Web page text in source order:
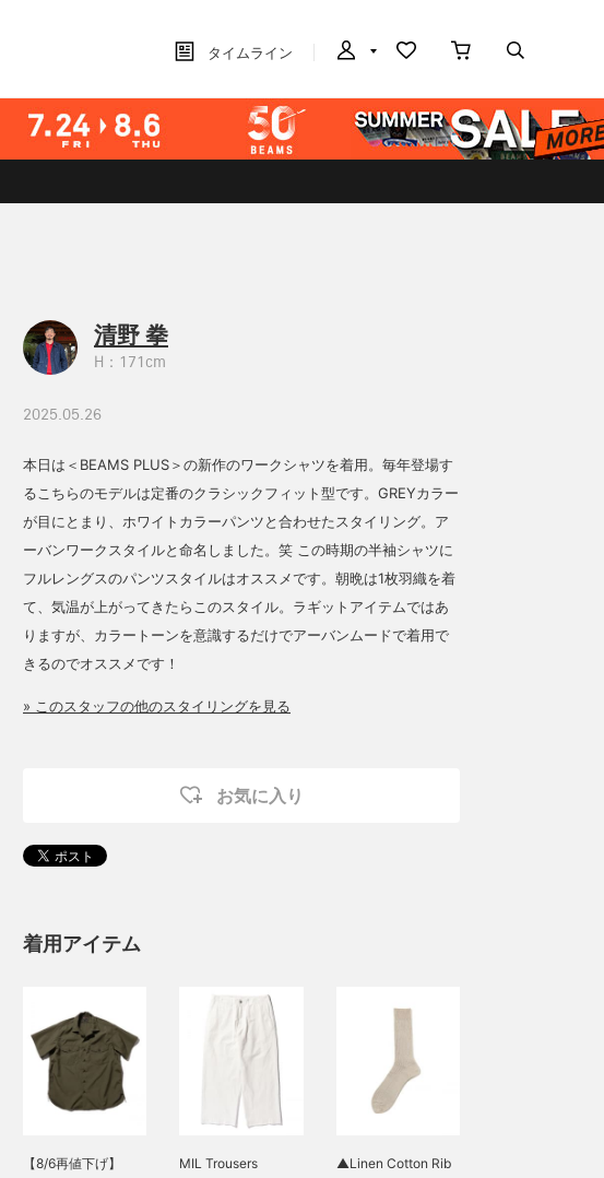
タイムライン
清野 拳
H：171cm
2025.05.26
本日は＜BEAMS PLUS＞の新作のワークシャツを着用。毎年登場す
るこちらのモデルは定番のクラシックフィット型です。GREYカラー
が目にとまり、ホワイトカラーパンツと合わせたスタイリング。ア
ーバンワークスタイルと命名しました。笑 この時期の半袖シャツに
フルレングスのパンツスタイルはオススメです。朝晩は1枚羽織を着
て、気温が上がってきたらこのスタイル。ラギットアイテムではあ
りますが、カラートーンを意識するだけでアーバンムードで着用で
きるのでオススメです！
» このスタッフの他のスタイリングを見る
お気に入り
着用アイテム
【8/6再値下げ】
MIL Trousers
▲Linen Cotton Rib